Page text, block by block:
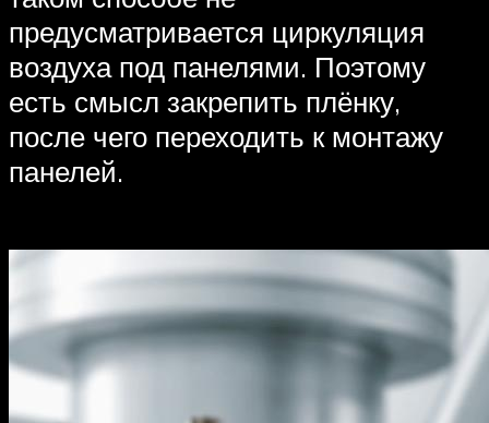
предусматривается циркуляция
воздуха под панелями. Поэтому
есть смысл закрепить плёнку,
после чего переходить к монтажу
панелей.